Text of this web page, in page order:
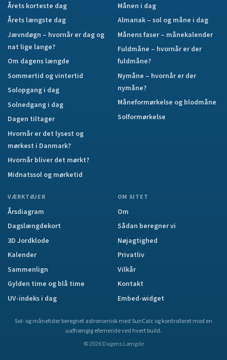
Årets korteste dag
Årets længste dag
Jævndøgn – hvornår er dag og
nat lige lange?
Om dagens længde
Sommertid og vintertid
Solopgang i dag
Solnedgang i dag
Dagen tiltager
Hvornår er det lysest og
mørkest i Danmark?
Hvornår bliver det mørkt?
Midnatssol og mørketid
Månen i dag
Almanak – sol og måne i dag
Månens faser – månekalender
Fuldmåne – hvornår er der
fuldmåne?
Nymåne – hvornår er der
nymåne?
Måneformørkelse og blodmåne
Solformørkelse
VÆRKTØJER
Årsdiagram
Dagslængdekort
3D Jordklode
Kalender
Sammenlign
Gylden time og blå time
UV-indeks i dag
OM SITET
Om
Sådan beregner vi
Nøjagtighed
Privatliv
Vilkår
Kontakt
Embed-widget
Sol- og månetider beregnet astronomisk med SunCalc og kontrolleret mod en
uafhængig efemeride ved hvert build.
©2026 Dagens Længde